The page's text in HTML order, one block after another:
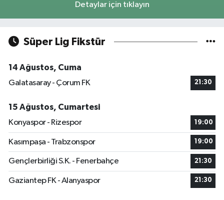
Detaylar için tıklayın
Süper Lig Fikstür
14 Ağustos, Cuma
Galatasaray - Çorum FK
21:30
15 Ağustos, Cumartesi
Konyaspor - Rizespor
19:00
Kasımpaşa - Trabzonspor 19:00
Gençlerbirliği S.K. - Fenerbahçe 21:30
Gaziantep FK - Alanyaspor 21:30